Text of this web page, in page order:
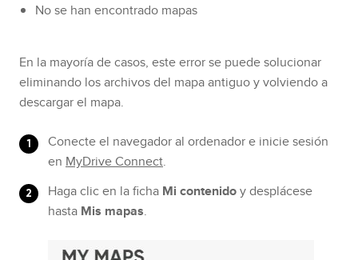
No se han encontrado mapas
En la mayoría de casos, este error se puede solucionar
eliminando los archivos del mapa antiguo y volviendo a
descargar el mapa.
Conecte el navegador al ordenador e inicie sesión
en MyDrive Connect.
Haga clic en la ficha Mi contenidoy desplácese
hasta Mis mapas.